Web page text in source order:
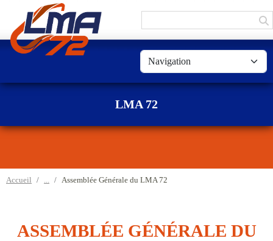
LMA 72
Accueil Assemblée Générale du LMA 72
ASSEMBLÉE GÉNÉRALE DU
Panneau de gestion des cookies